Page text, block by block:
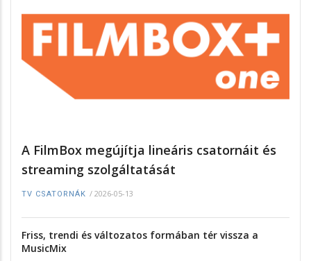
A FilmBox megújítja lineáris csatornáit és
streaming szolgáltatását
TV CSATORNÁK / 2026-05-13
Friss, trendi és változatos formában tér vissza a
MusicMix